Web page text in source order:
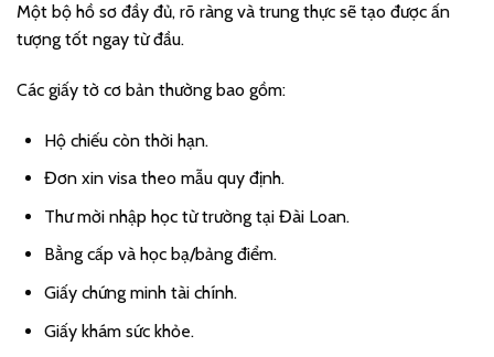
Một bộ hồ sơ đầy đủ, rõ ràng và trung thực sẽ tạo được ấn
tượng tốt ngay từ đầu.
Các giấy tờ cơ bản thường bao gồm:
Hộ chiếu còn thời hạn.
Đơn xin visa theo mẫu quy định.
Thư mời nhập học từ trường tại Đài Loan.
Bằng cấp và học bạ/bảng điểm.
Giấy chứng minh tài chính.
Giấy khám sức khỏe.